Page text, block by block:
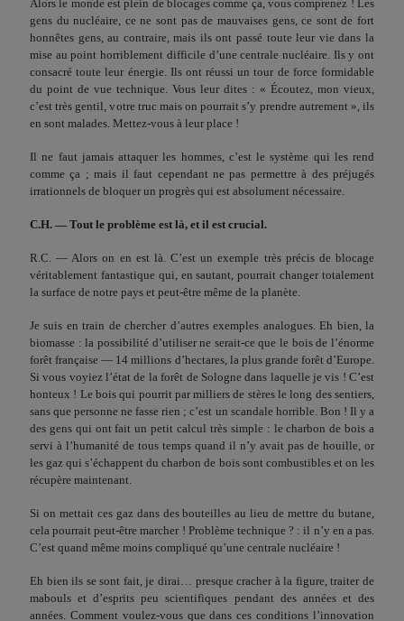
Alors le monde est plein de blocages comme ça, vous comprenez ! Les
gens du nucléaire, ce ne sont pas de mauvaises gens, ce sont de fort
honnêtes gens, au contraire, mais ils ont passé toute leur vie dans la
mise au point horriblement difficile d’une centrale nucléaire. Ils y ont
consacré toute leur énergie. Ils ont réussi un tour de force formidable
du point de vue tech­nique. Vous leur dites : « Écoutez, mon vieux,
c’est très gentil, votre truc mais on pourrait s’y prendre autrement », ils
en sont malades. Mettez-vous à leur place !
Il ne faut jamais attaquer les hommes, c’est le système qui les rend
comme ça ; mais il faut cependant ne pas permettre à des préjugés
irrationnels de bloquer un progrès qui est absolu­ment nécessaire.
C.H. — Tout le problème est là, et il est crucial.
R.C. — Alors on en est là. C’est un exemple très précis de blocage
véritablement fantastique qui, en sautant, pourrait chan­ger totalement
la surface de notre pays et peut-être même de la planète.
Je suis en train de chercher d’autres exemples analogues. Eh bien, la
biomasse : la possibilité d’utiliser ne serait-ce que le bois de l’énorme
forêt française — 14 millions d’hectares, la plus grande forêt d’Europe.
Si vous voyiez l’état de la forêt de Solo­gne dans laquelle je vis ! C’est
honteux ! Le bois qui pourrit par milliers de stères le long des sentiers,
sans que personne ne fasse rien ; c’est un scandale horrible. Bon ! Il y a
des gens qui ont fait un petit calcul très simple : le charbon de bois a
servi à l’humanité de tous temps quand il n’y avait pas de houille, or
les gaz qui s’échappent du charbon de bois sont combustibles et on les
récupère maintenant.
Si on mettait ces gaz dans des bouteilles au lieu de mettre du butane,
cela pourrait peut-être marcher ! Problème techni­que ? : il n’y en a pas.
C’est quand même moins compliqué qu’une centrale nucléaire !
Eh bien ils se sont fait, je dirai… presque cracher à la figure, traiter de
mabouls et d’esprits peu scientifiques pendant des années et des
années. Comment voulez-vous que dans ces condi­tions l’innovation